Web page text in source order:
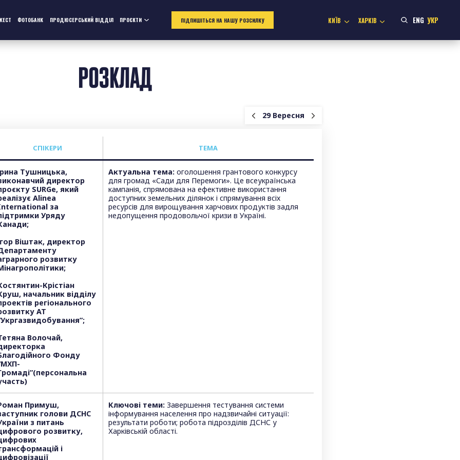
ФОТОБАНК ПРОДЮСЕРСЬКИЙ ВІДДІЛ ПРОЄКТИ ПІДПИШІТЬСЯ НА НАШУ РОЗСИЛКУ КИЇВ ХАРКІВ ENG УКР
РОЗКЛАД
29 Вересня
СПІКЕРИ ТЕМА
Тушницька,
директор
SURGe, який
Alinea
за
Уряду
Віштак, директор
розвитку
Крістіан
начальник відділу
регіонального
АТ
Волочай,
Фонду
Актуальна тема:оголошення грантового конкурсу
для громад «Сади для Перемоги». Це всеукраїнська
кампанія, спрямована на ефективне використання
доступних земельних ділянок і спрямування всіх
ресурсів для вирощування харчових продуктів задля
недопущення продовольчої кризи в Україні.
Примуш,
голови ДСНС
з питань
розвитку,
і
Ключові теми: Завершення тестування системи
інформування населення про надзвичайні ситуації:
результати роботи; робота підрозділів ДСНС у
Харківській області.